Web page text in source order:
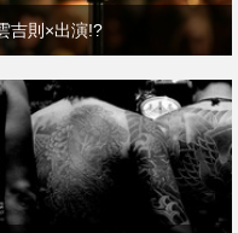
吉則×出演!?